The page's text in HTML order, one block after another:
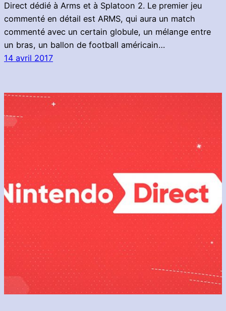
Direct dédié à Arms et à Splatoon 2. Le premier jeu
commenté en détail est ARMS, qui aura un match
commenté avec un certain globule, un mélange entre
un bras, un ballon de football américain…
14 avril 2017